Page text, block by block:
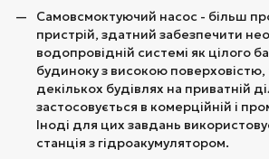
Самовсмоктуючий насос - більш
пристрій, здатний забезпечити
водопровідній системі як цілого
будиноку з високою поверховістю,
декількох будівлях на приватній
застосовується в комерційній і
Іноді для цих завдань
станція з гідроакумулятором.